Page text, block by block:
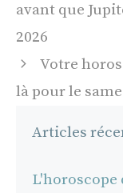
avant que
2026
Votre
là pour le
Articles
L'horoscope